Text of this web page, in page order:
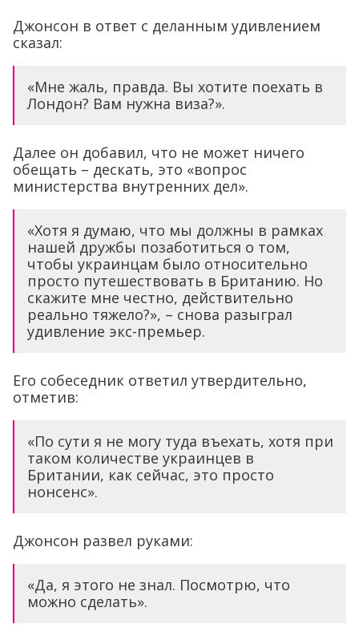
Джонсон в ответ с деланным удивлением
сказал:
«Мне жаль, правда. Вы хотите поехать в
Лондон? Вам нужна виза?».
Далее он добавил, что не может ничего
обещать – дескать, это «вопрос
министерства внутренних дел».
«Хотя я думаю, что мы должны в рамках
нашей дружбы позаботиться о том,
чтобы украинцам было относительно
просто путешествовать в Британию. Но
скажите мне честно, действительно
реально тяжело?», – снова разыграл
удивление экс-премьер.
Его собеседник ответил утвердительно,
отметив:
«По сути я не могу туда въехать, хотя при
таком количестве украинцев в
Британии, как сейчас, это просто
нонсенс».
Джонсон развел руками:
«Да, я этого не знал. Посмотрю, что
можно сделать».